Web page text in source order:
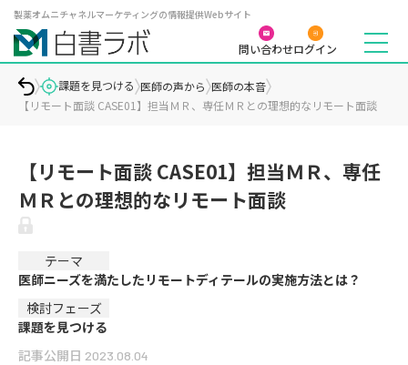
製薬オムニチャネルマーケティングの情報提供Webサイト
問い合わせログイン
課題を見つける 医師の声から 医師の本音
【リモート面談 CASE01】担当ＭＲ、専任ＭＲとの理想的なリモート面談
【リモート面談 CASE01】担当ＭＲ、専任
ＭＲとの理想的なリモート面談
テーマ
医師ニーズを満たしたリモートディテールの実施方法とは？
検討フェーズ
課題を見つける
記事公開日 2023.08.04